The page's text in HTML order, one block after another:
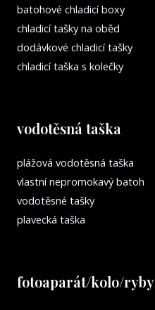
batohové chladicí boxy
chladicí tašky na oběd
dodávkové chladicí tašky
chladicí taška s kolečky
vodotěsná taška
plážová vodotěsná taška
vlastní nepromokavý batoh
vodotěsné tašky
plavecká taška
fotoaparát/kolo/ryby